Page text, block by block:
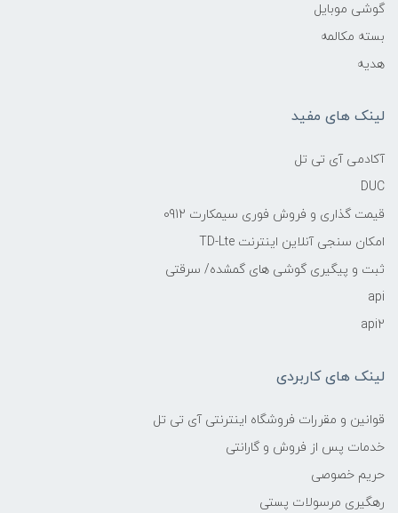
گوشی موبایل
بسته مکالمه
هدیه
لینک های مفید
آکادمی آی تی تل
DUC
قیمت گذاری و فروش فوری سیمکارت 0912
امکان سنجی آنلاین اینترنت TD-Lte
ثبت و پیگیری گوشی های گمشده/ سرقتی
api
api2
لینک های کاربردی
قوانین و مقررات فروشگاه اینترنتی آی تی تل
خدمات پس از فروش و گارانتی
حریم خصوصی
رهگیری مرسولات پستی